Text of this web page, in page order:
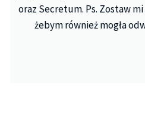
oraz Secretum. Ps. Zostaw mi
żebym również mogła